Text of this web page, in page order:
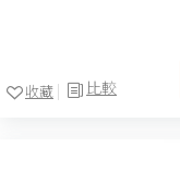
比較
收藏